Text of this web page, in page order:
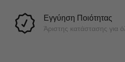
Εγγύηση Ποιότητας
Άριστης κατάστασης για